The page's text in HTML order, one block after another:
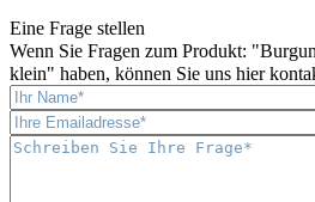
Eine Frage stellen
Wenn Sie Fragen zum Produkt: "
klein" haben, können Sie uns hier